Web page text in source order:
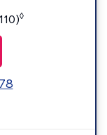
◊